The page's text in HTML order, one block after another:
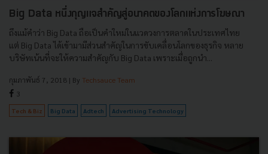
Big Data หนึ่งกุญแจสำคัญสู่อนาคตของโลกแห่งการโฆษณา
ถึงแม้คำว่า Big Data ถือเป็นคำใหม่ในแวดวงการตลาดในประเทศไทย
แต่ Big Data ได้เข้ามามีส่วนสำคัญในการขับเคลื่อนโลกของธุรกิจ หลาย
บริษัทเน้นที่จะให้ความสำคัญกับ Big Data เพราะเมื่อถูกนำ...
กุมภาพันธ์ 7, 2018 | By Techsauce Team
3
Tech & Biz Big Data ฺAdtech Advertising Technology